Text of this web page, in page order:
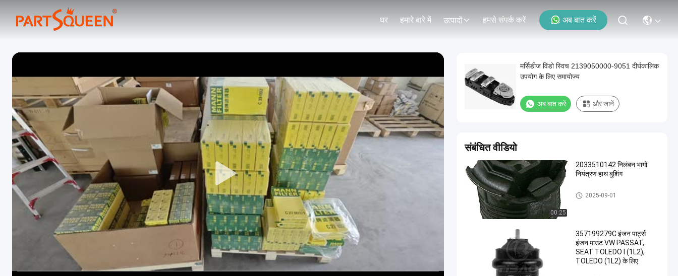
घर हमारे बारे में उत्पादों हमसे संपर्क करें अब बात करें
मर्सिडीज विंडो स्विच 2139050000-9051 दीर्घकालिक
उपयोग के लिए समायोज्य
अब बात करें और जानें
संबंधित वीडियो
00:25
2033510142 निलंबन भागों
नियंत्रण हाथ बुशिंग
Car Suspension Bushing
2025-09-01
357199279C इंजन पार्ट्स
इंजन माउंट VW PASSAT,
SEAT TOLEDO I (1L2),
TOLEDO (1L2) के लिए